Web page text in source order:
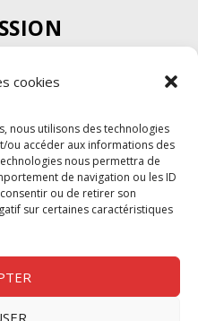
cookies
nous utilisons des technologies
ou accéder aux informations des
nous permettra de
de navigation ou les ID
ou de retirer son
sur certaines caractéristiques